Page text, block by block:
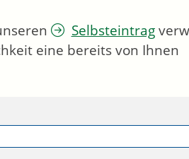
Selbsteintrag
eine bereits von Ihnen